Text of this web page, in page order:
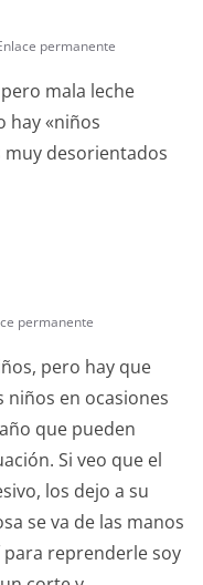
permanente
mala leche
hay «niños
desorientados
permanente
pero hay que
en ocasiones
que pueden
Si veo que el
los dejo a su
se va de las manos
reprenderle soy